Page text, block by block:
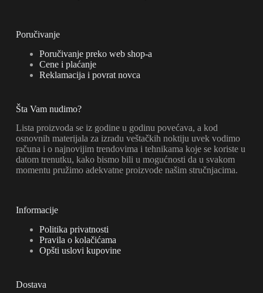
Poručivanje
Poručivanje preko web shop-a
Cene i plaćanje
Reklamacija i povrat novca
Šta Vam nudimo?
Lista proizvoda se iz godine u godinu povećava, a kod
osnovnih materijala za izradu veštačkih noktiju uvek vodimo
računa i o najnovijim trendovima i tehnikama koje se koriste u
datom trenutku, kako bismo bili u mogućnosti da u svakom
momentu pružimo adekvatne proizvode našim stručnjacima.
Informacije
Politika privatnosti
Pravila o kolačićama
Opšti uslovi kupovine
Dostava